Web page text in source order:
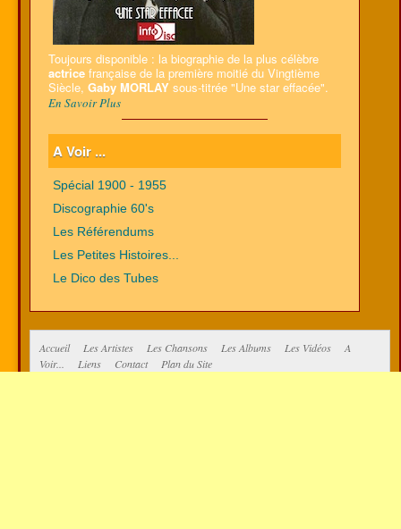
Toujours disponible : la biographie de la plus célèbre
actrice française de la première moitié du Vingtième
Siècle, Gaby MORLAY sous-titrée "Une star effacée".
En Savoir Plus
A Voir ...
Spécial 1900 - 1955
Discographie 60's
Les Référendums
Les Petites Histoires...
Le Dico des Tubes
Accueil Les Artistes Les Chansons Les Albums Les Vidéos
A
Voir...
Liens Contact Plan du Site